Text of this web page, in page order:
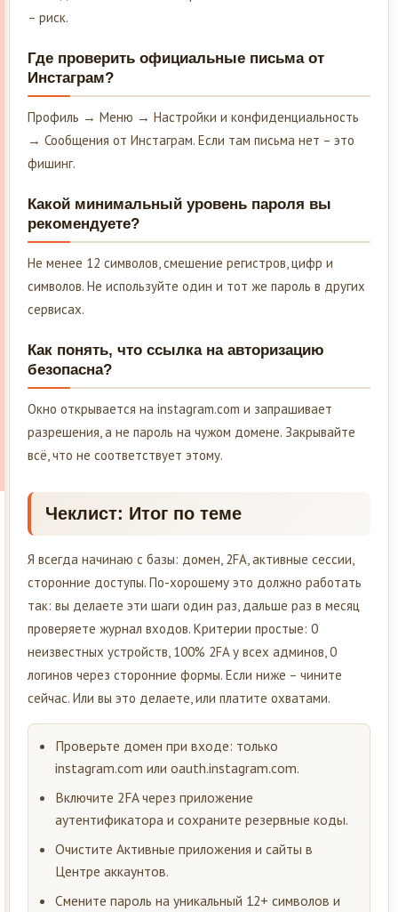
– риск.
Где проверить официальные письма от
Инстаграм?
Профиль → Меню → Настройки и конфиденциальность
→ Сообщения от Инстаграм. Если там письма нет – это
фишинг.
Какой минимальный уровень пароля вы
рекомендуете?
Не менее 12 символов, смешение регистров, цифр и
символов. Не используйте один и тот же пароль в других
сервисах.
Как понять, что ссылка на авторизацию
безопасна?
Окно открывается на instagram.com и запрашивает
разрешения, а не пароль на чужом домене. Закрывайте
всё, что не соответствует этому.
Чеклист: Итог по теме
Я всегда начинаю с базы: домен, 2FA, активные сессии,
сторонние доступы. По-хорошему это должно работать
так: вы делаете эти шаги один раз, дальше раз в месяц
проверяете журнал входов. Критерии простые: 0
неизвестных устройств, 100% 2FA у всех админов, 0
логинов через сторонние формы. Если ниже – чините
сейчас. Или вы это делаете, или платите охватами.
Проверьте домен при входе: только
instagram.com или oauth.instagram.com.
Включите 2FA через приложение
аутентификатора и сохраните резервные коды.
Очистите Активные приложения и сайты в
Центре аккаунтов.
Смените пароль на уникальный 12+ символов и